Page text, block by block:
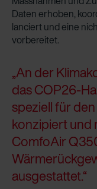
Daten erhoben,
lanciert und eine
vorbereitet.
„An der
das COP26-
speziell für
konzipiert und
ComfoAir
ausgestattet.“